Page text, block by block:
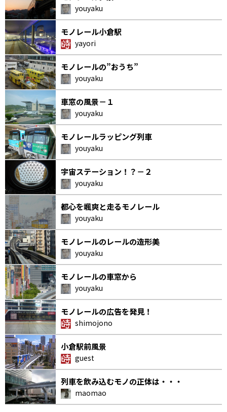
youyaku
モノレール小倉駅
yayori
モノレールの”おうち”
youyaku
車窓の風景－１
youyaku
モノレールラッピング列車
youyaku
宇宙ステーション！？－２
youyaku
都心を颯爽と走るモノレール
youyaku
モノレールのレールの造形美
youyaku
モノレールの車窓から
youyaku
モノレールの広告を発見！
shimojono
小倉駅前風景
guest
列車を飲み込むモノの正体は・・・
maomao